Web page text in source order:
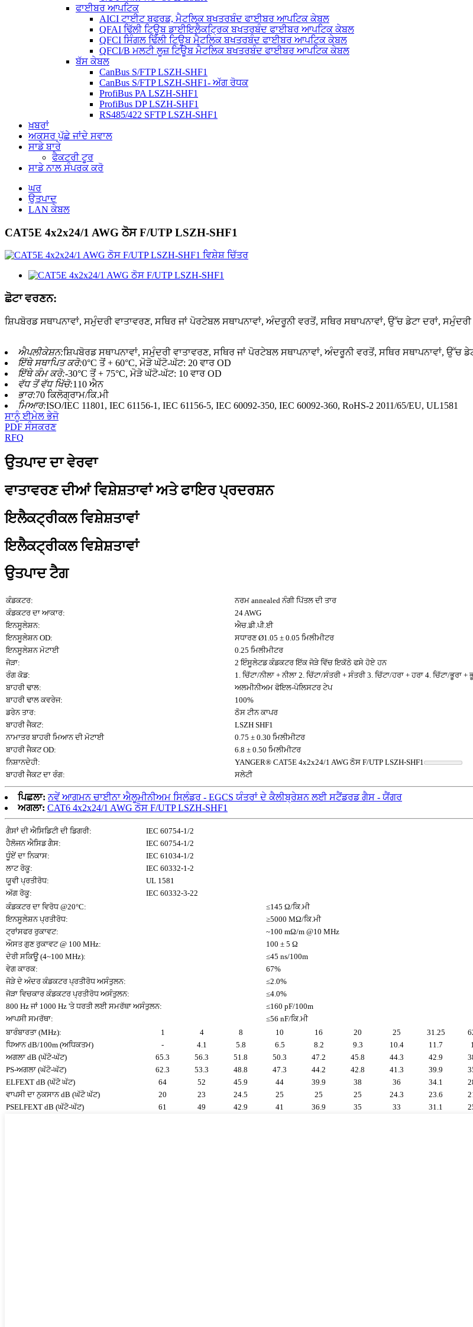
ਫਾਈਬਰ ਆਪਟਿਕ
AICI ਟਾਈਟ ਬਫਰਡ, ਮੈਟਲਿਕ ਬਖਤਰਬੰਦ ਫਾਈਬਰ ਆਪਟਿਕ ਕੇਬਲ
QFAI ਢਿੱਲੀ ਟਿਊਬ ਡਾਈਇਲੈਕਟ੍ਰਿਕ ਬਖਤਰਬੰਦ ਫਾਈਬਰ ਆਪਟਿਕ ਕੇਬਲ
QFCI ਸਿੰਗਲ ਢਿੱਲੀ ਟਿਊਬ ਮੈਟਲਿਕ ਬਖਤਰਬੰਦ ਫਾਈਬਰ ਆਪਟਿਕ ਕੇਬਲ
QFCI/B ਮਲਟੀ ਲੂਜ਼ ਟਿਊਬ ਮੈਟਲਿਕ ਬਖਤਰਬੰਦ ਫਾਈਬਰ ਆਪਟਿਕ ਕੇਬਲ
ਬੱਸ ਕੇਬਲ
CanBus S/FTP LSZH-SHF1
CanBus S/FTP LSZH-SHF1- ਅੱਗ ਰੋਧਕ
ProfiBus PA LSZH-SHF1
ProfiBus DP LSZH-SHF1
RS485/422 SFTP LSZH-SHF1
ਖ਼ਬਰਾਂ
ਅਕਸਰ ਪੁੱਛੇ ਜਾਂਦੇ ਸਵਾਲ
ਸਾਡੇ ਬਾਰੇ
ਫੈਕਟਰੀ ਟੂਰ
ਸਾਡੇ ਨਾਲ ਸੰਪਰਕ ਕਰੋ
ਘਰ
ਉਤਪਾਦ
LAN ਕੇਬਲ
CAT5E 4x2x24/1 AWG ਠੋਸ F/UTP LSZH-SHF1
ਛੋਟਾ ਵਰਣਨ:
ਸ਼ਿਪਬੋਰਡ ਸਥਾਪਨਾਵਾਂ, ਸਮੁੰਦਰੀ ਵਾਤਾਵਰਣ, ਸਥਿਰ ਜਾਂ ਪੋਰਟੇਬਲ ਸਥਾਪਨਾਵਾਂ, ਅੰਦਰੂਨੀ ਵਰਤੋਂ, ਸਥਿਰ ਸਥਾਪਨਾਵਾਂ, ਉੱਚ ਡੇਟਾ ਦਰਾਂ,
ਐਪਲੀਕੇਸ਼ਨ:ਸ਼ਿਪਬੋਰਡ ਸਥਾਪਨਾਵਾਂ, ਸਮੁੰਦਰੀ ਵਾਤਾਵਰਣ, ਸਥਿਰ ਜਾਂ ਪੋਰਟੇਬਲ ਸਥਾਪਨਾਵਾਂ, ਅੰਦਰੂਨੀ ਵਰਤੋਂ, ਸਥਿਰ ਸਥਾਪਨਾਵਾਂ,
ਇੱਥੇ ਸਥਾਪਿਤ ਕਰੋ:0°C ਤੋਂ + 60°C, ਮੋੜੋ ਘੱਟੋ-ਘੱਟ: 20 ਵਾਰ OD
ਇੱਥੇ ਕੰਮ ਕਰੋ:-30°C ਤੋਂ + 75°C, ਮੋੜੋ ਘੱਟੋ-ਘੱਟ: 10 ਵਾਰ OD
ਵੱਧ ਤੋਂ ਵੱਧ ਖਿੱਚੋ:110 ਐਨ
ਭਾਰ:70 ਕਿਲੋਗ੍ਰਾਮ/ਕਿ.ਮੀ
ਮਿਆਰ:ISO/IEC 11801, IEC 61156-1, IEC 61156-5, IEC 60092-350, IEC 60092-360, RoHS-2 2011/65/EU, UL1581
ਸਾਨੂੰ ਈਮੇਲ ਭੇਜੋ
PDF ਸੰਸਕਰਣ
RFQ
ਉਤਪਾਦ ਦਾ ਵੇਰਵਾ
ਵਾਤਾਵਰਣ ਦੀਆਂ ਵਿਸ਼ੇਸ਼ਤਾਵਾਂ ਅਤੇ ਫਾਇਰ ਪ੍ਰਦਰਸ਼ਨ
ਇਲੈਕਟ੍ਰੀਕਲ ਵਿਸ਼ੇਸ਼ਤਾਵਾਂ
ਇਲੈਕਟ੍ਰੀਕਲ ਵਿਸ਼ੇਸ਼ਤਾਵਾਂ
ਉਤਪਾਦ ਟੈਗ
ਕੰਡਕਟਰ:
ਨਰਮ annealed ਨੰਗੀ ਪਿੱਤਲ ਦੀ ਤਾਰ
ਕੰਡਕਟਰ ਦਾ ਆਕਾਰ:
24 AWG
ਇਨਸੂਲੇਸ਼ਨ:
ਐਚ.ਡੀ.ਪੀ.ਈ
ਇਨਸੂਲੇਸ਼ਨ OD:
ਸਧਾਰਣ Ø1.05 ± 0.05 ਮਿਲੀਮੀਟਰ
ਇਨਸੂਲੇਸ਼ਨ ਮੋਟਾਈ
0.25 ਮਿਲੀਮੀਟਰ
ਜੋੜਾ:
2 ਇੰਸੂਲੇਟਡ ਕੰਡਕਟਰ ਇੱਕ ਜੋੜੇ ਵਿੱਚ ਇਕੱਠੇ ਫਸੇ ਹੋਏ ਹਨ
ਰੰਗ ਕੋਡ:
1. ਚਿੱਟਾ/ਨੀਲਾ + ਨੀਲਾ 2. ਚਿੱਟਾ/ਸੰਤਰੀ + ਸੰਤਰੀ 3. ਚਿੱਟਾ/ਹਰਾ + ਹਰਾ 4. ਚਿੱਟਾ/ਭੂਰਾ +
ਬਾਹਰੀ ਢਾਲ:
ਅਲਮੀਨੀਅਮ ਫੋਇਲ-ਪੋਲਿਸਟਰ ਟੇਪ
ਬਾਹਰੀ ਢਾਲ ਕਵਰੇਜ:
100%
ਡਰੇਨ ਤਾਰ:
ਠੋਸ ਟੀਨ ਕਾਪਰ
ਬਾਹਰੀ ਜੈਕਟ:
LSZH SHF1
ਨਾਮਾਤਰ ਬਾਹਰੀ ਮਿਆਨ ਦੀ ਮੋਟਾਈ
0.75 ± 0.30 ਮਿਲੀਮੀਟਰ
ਬਾਹਰੀ ਜੈਕਟ OD:
6.8 ± 0.50 ਮਿਲੀਮੀਟਰ
ਨਿਸ਼ਾਨਦੇਹੀ:
YANGER® CAT5E 4x2x24/1 AWG ਠੋਸ F/UTP LSZH-SHF1
ਬਾਹਰੀ ਜੈਕਟ ਦਾ ਰੰਗ:
ਸਲੇਟੀ
ਪਿਛਲਾ: ਨਵੇਂ ਆਗਮਨ ਚਾਈਨਾ ਐਲੂਮੀਨੀਅਮ ਸਿਲੰਡਰ - EGCS ਯੰਤਰਾਂ ਦੇ ਕੈਲੀਬ੍ਰੇਸ਼ਨ ਲਈ ਸਟੈਂਡਰਡ ਗੈਸ - ਯੈਂਗਰ
ਅਗਲਾ: CAT6 4x2x24/1 AWG ਠੋਸ F/UTP LSZH-SHF1
ਗੈਸਾਂ ਦੀ ਐਸਿਡਿਟੀ ਦੀ ਡਿਗਰੀ:
IEC 60754-1/2
ਹੈਲੋਜਨ ਐਸਿਡ ਗੈਸ:
IEC 60754-1/2
ਧੂੰਏਂ ਦਾ ਨਿਕਾਸ:
IEC 61034-1/2
ਲਾਟ ਰੋਕੂ:
IEC 60332-1-2
ਯੂਵੀ ਪ੍ਰਤੀਰੋਧ:
UL 1581
ਅੱਗ ਰੋਕੂ:
IEC 60332-3-22
ਕੰਡਕਟਰ ਦਾ ਵਿਰੋਧ @20°C:
≤145 Ω/ਕਿ.ਮੀ
ਇਨਸੂਲੇਸ਼ਨ ਪ੍ਰਤੀਰੋਧ:
≥5000 MΩ/ਕਿ.ਮੀ
ਟ੍ਰਾਂਸਫਰ ਰੁਕਾਵਟ:
~100 mΩ/m @10 MHz
ਔਸਤ ਗੁਣ ਰੁਕਾਵਟ @ 100 MHz:
100 ± 5 Ω
ਦੇਰੀ ਸਕਿਊ (4~100 MHz):
≤45 ns/100m
ਵੇਗ ਕਾਰਕ:
67%
ਜੋੜੇ ਦੇ ਅੰਦਰ ਕੰਡਕਟਰ ਪ੍ਰਤੀਰੋਧ ਅਸੰਤੁਲਨ:
≤2.0%
ਜੋੜਾ ਵਿਚਕਾਰ ਕੰਡਕਟਰ ਪ੍ਰਤੀਰੋਧ ਅਸੰਤੁਲਨ:
≤4.0%
800 Hz ਜਾਂ 1000 Hz 'ਤੇ ਧਰਤੀ ਲਈ ਸਮਰੱਥਾ ਅਸੰਤੁਲਨ:
≤160 pF/100m
ਆਪਸੀ ਸਮਰੱਥਾ:
≤56 nF/ਕਿ.ਮੀ
ਬਾਰੰਬਾਰਤਾ (MHz):
1 4 8 10 16 20 25 31.25
ਧਿਆਨ dB/100m (ਅਧਿਕਤਮ)
- 4.1 5.8 6.5 8.2 9.3 10.4 11.7
ਅਗਲਾ dB (ਘੱਟੋ-ਘੱਟ)
65.3 56.3 51.8 50.3 47.2 45.8 44.3 42.9
PS-ਅਗਲਾ (ਘੱਟੋ-ਘੱਟ)
62.3 53.3 48.8 47.3 44.2 42.8 41.3 39.9
ELFEXT dB (ਘੱਟੋ ਘੱਟ)
64 52 45.9 44 39.9 38 36 34.1
ਵਾਪਸੀ ਦਾ ਨੁਕਸਾਨ dB (ਘੱਟੋ ਘੱਟ)
20 23 24.5 25 25 25 24.3 23.6
PSELFEXT dB (ਘੱਟੋ-ਘੱਟ)
61 49 42.9 41 36.9 35 33 31.1